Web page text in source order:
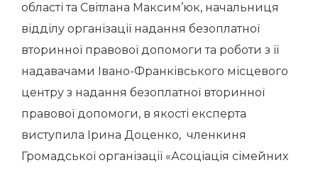
області та Світлана Максим’юк, начальниця
відділу організації надання безоплатної
вторинної правової допомоги та роботи з її
надавачами Івано-Франківського місцевого
центру з надання безоплатної вторинної
правової допомоги, в якості експерта
виступила Ірина Доценко, членкиня
Громадської організації «Асоціація сімейних